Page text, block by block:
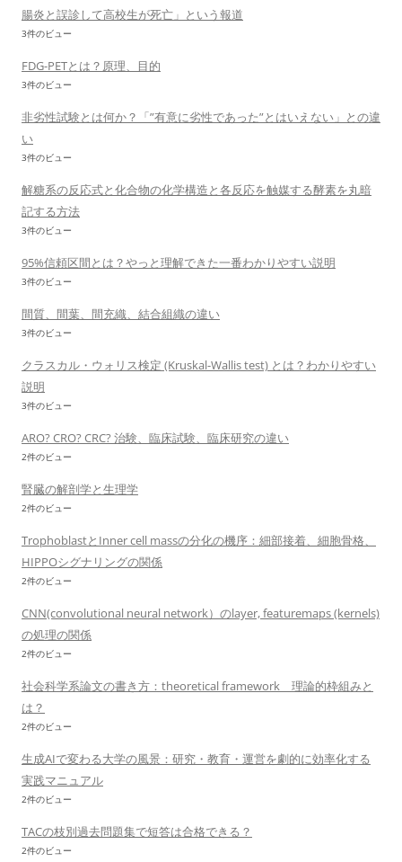
腸炎と誤診して高校生が死亡」という報道
3件のビュー
FDG-PETとは？原理、目的
3件のビュー
非劣性試験とは何か？「”有意に劣性であった”とはいえない」との違
い
3件のビュー
解糖系の反応式と化合物の化学構造と各反応を触媒する酵素を丸暗
記する方法
3件のビュー
95%信頼区間とは？やっと理解できた一番わかりやすい説明
3件のビュー
間質、間葉、間充織、結合組織の違い
3件のビュー
クラスカル・ウォリス検定 (Kruskal-Wallis test) とは？わかりやすい
説明
3件のビュー
ARO? CRO? CRC? 治験、臨床試験、臨床研究の違い
2件のビュー
腎臓の解剖学と生理学
2件のビュー
TrophoblastとInner cell massの分化の機序：細部接着、細胞骨格、
HIPPOシグナリングの関係
2件のビュー
CNN(convolutional neural network）のlayer, featuremaps (kernels)
の処理の関係
2件のビュー
社会科学系論文の書き方：theoretical framework 理論的枠組みと
は？
2件のビュー
生成AIで変わる大学の風景：研究・教育・運営を劇的に効率化する
実践マニュアル
2件のビュー
TACの枝別過去問題集で短答は合格できる？
2件のビュー